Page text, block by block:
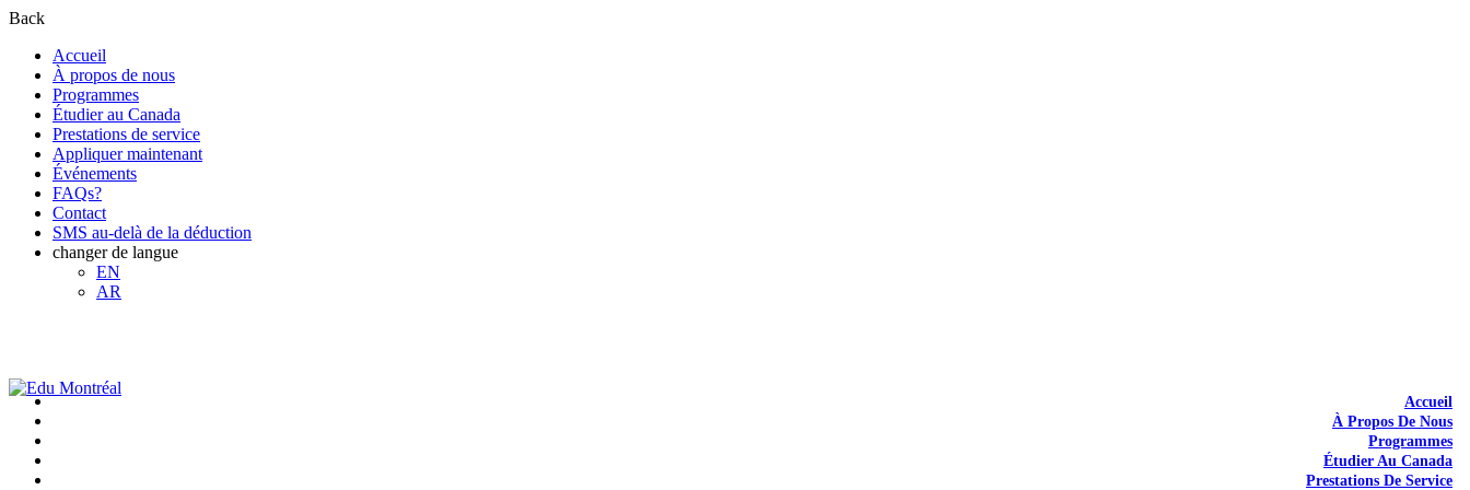
Back
Accueil
À propos de nous
Programmes
Étudier au Canada
Prestations de service
Appliquer maintenant
Événements
FAQs?
Contact
SMS au-delà de la déduction
changer de langue
EN
AR
Accueil
À Propos De Nous
Programmes
Étudier Au Canada
Prestations De Service